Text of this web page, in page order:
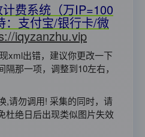
费系统（万IP=100
：支付宝/银行卡/微
iqyzanzhu.vip
xml出错，建议你更改一下
那一项，调整到10左右，
,请勿调用! 采集的同时，请
杜绝日后出现类似图片失效